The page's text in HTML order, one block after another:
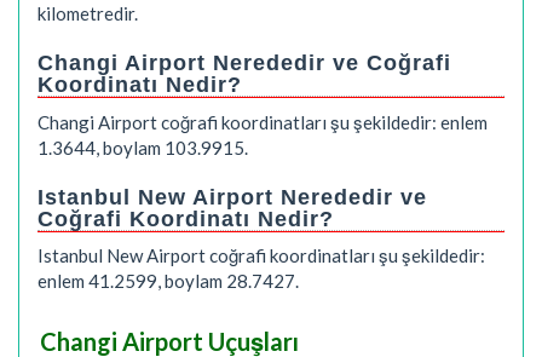
kilometredir.
Changi Airport Nerededir ve Coğrafi
Koordinatı Nedir?
Changi Airport coğrafi koordinatları şu şekildedir: enlem
1.3644, boylam 103.9915.
Istanbul New Airport Nerededir ve
Coğrafi Koordinatı Nedir?
Istanbul New Airport coğrafi koordinatları şu şekildedir:
enlem 41.2599, boylam 28.7427.
Changi Airport Uçuşları